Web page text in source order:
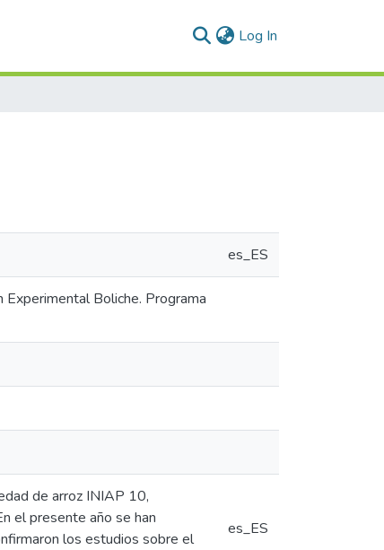
Log In
es_ES
Experimental Boliche. Programa
de arroz INIAP 10,
el presente año se han
los estudios sobre el
es_ES